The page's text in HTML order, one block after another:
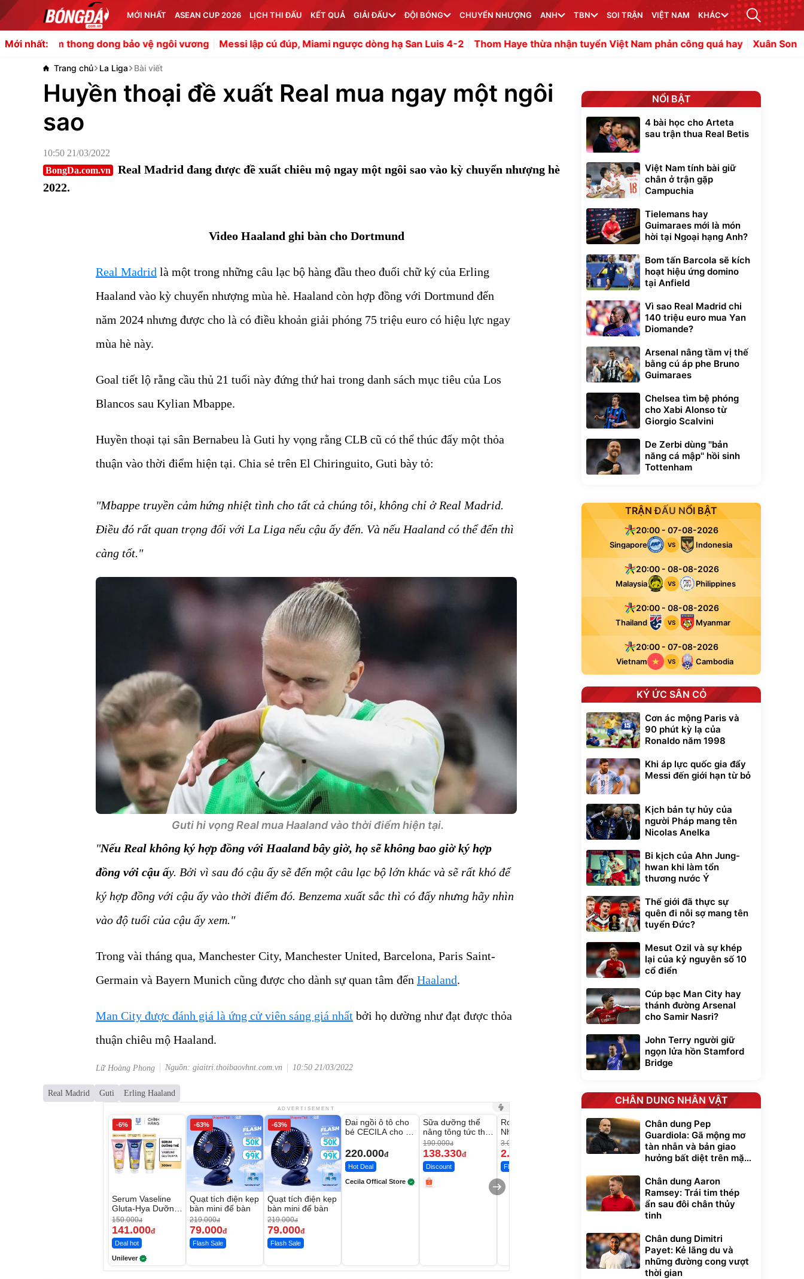
MỚI NHẤT ASEAN CUP 2026 LỊCH THI ĐẤU KẾT QUẢ GIẢI ĐẤU ĐỘI BÓNG CHUYỂN NHƯỢNG ANH TBN SOI TRẬN VIỆT NAM KHÁC
Mới nhất:dong bảo vệ ngôi vương Messi lập cú đúp, Miami ngược dòng hạ San Luis 4-2 Thom Haye thừa nhận tuyển Việt Nam phản công quá hay Xuân Son quyết tâm vô
Trang chủ La Liga Bài viết
Huyền thoại đề xuất Real mua ngay một ngôi
sao
10:50 21/03/2022
BongDa.com.vn
Real Madrid đang được đề xuất chiêu mộ ngay một ngôi sao vào kỳ chuyển nhượng hè
2022.
Video Haaland ghi bàn cho Dortmund
Real Madrid là một trong những câu lạc bộ hàng đầu theo đuổi chữ ký của Erling
Haaland vào kỳ chuyển nhượng mùa hè. Haaland còn hợp đồng với Dortmund đến
năm 2024 nhưng được cho là có điều khoản giải phóng 75 triệu euro có hiệu lực ngay
mùa hè này.
Goal tiết lộ rằng cầu thủ 21 tuổi này đứng thứ hai trong danh sách mục tiêu của Los
Blancos sau Kylian Mbappe.
Huyền thoại tại sân Bernabeu là Guti hy vọng rằng CLB cũ có thể thúc đẩy một thỏa
thuận vào thời điểm hiện tại. Chia sẻ trên El Chiringuito, Guti bày tỏ:
"Mbappe truyền cảm hứng nhiệt tình cho tất cả chúng tôi, không chỉ ở Real Madrid.
Điều đó rất quan trọng đối với La Liga nếu cậu ấy đến. Và nếu Haaland có thể đến thì
càng tốt."
Guti hi vọng Real mua Haaland vào thời điểm hiện tại.
"Nếu Real không ký hợp đồng với Haaland bây giờ, họ sẽ không bao giờ ký hợp
đồng với cậu ấy. Bởi vì sau đó cậu ấy sẽ đến một câu lạc bộ lớn khác và sẽ rất khó để
ký hợp đồng với cậu ấy vào thời điểm đó. Benzema xuất sắc thì có đấy nhưng hãy nhìn
vào độ tuổi của cậu ấy xem."
Trong vài tháng qua, Manchester City, Manchester United, Barcelona, Paris Saint-
Germain và Bayern Munich cũng được cho dành sự quan tâm đến Haaland.
Man City được đánh giá là ứng cử viên sáng giá nhất bởi họ dường như đạt được thỏa
thuận chiêu mộ Haaland.
Lữ Hoàng Phong Nguồn: giaitri.thoibaovhnt.com.vn 10:50 21/03/2022
Real Madrid Guti Erling Haaland
ADVERTISEMENT
-6%
Serum Vaseline
Gluta-Hya Dưỡng
Da Sáng Mịn Sau
7 Ngày
150.000đ
141.000đ
Deal hot
Unilever
-63%
Quạt tích điện kẹp
bàn mini để bàn
219.000đ
79.000đ
Flash Sale
-63%
Quạt tích điện kẹp
bàn mini để bàn
219.000đ
79.000đ
Flash Sale
Đai ngồi ô tô cho
bé CECILA cho bé
220.000đ
Hot Deal
Cecila Offical Store
-27%
Sữa dưỡng thể
nâng tông tức thì
Vaseline Body
190.000đ
138.330đ
Discount
Robot Hút Bụi Lau
Nhà - D2-001 -
Thông Minh
3.000.000
2.200.000
Flash Sale
Unmute
Vali Bamozo
Khung Nhôm
9066 Size
20/24/28 Cao Cấp
1.000.000đ
825.000đ
Lót ghế ôtô, nâng
lưng chống nóng
giúp thoải mái
Đã bán nhiều
NỔI BẬT
4 bài học cho Arteta
sau trận thua Real Betis
Việt Nam tính bài giữ
chân ở trận gặp
Campuchia
Tielemans hay
Guimaraes mới là món
hời tại Ngoại hạng Anh?
Bom tấn Barcola sẽ kích
hoạt hiệu ứng domino
tại Anfield
Vì sao Real Madrid chi
140 triệu euro mua Yan
Diomande?
Arsenal nâng tầm vị thế
bằng cú áp phe Bruno
Guimaraes
Chelsea tìm bệ phóng
cho Xabi Alonso từ
Giorgio Scalvini
De Zerbi dùng ''bản
năng cá mập'' hồi sinh
Tottenham
TRẬN ĐẤU NỔI BẬT
20:00 - 07-08-2026
Singapore VS Indonesia
20:00 - 08-08-2026
Malaysia VS Philippines
20:00 - 08-08-2026
Thailand VS Myanmar
20:00 - 07-08-2026
Vietnam VS Cambodia
KÝ ỨC SÂN CỎ
Cơn ác mộng Paris và
90 phút kỳ lạ của
Ronaldo năm 1998
Khi áp lực quốc gia đẩy
Messi đến giới hạn từ bỏ
Kịch bản tự hủy của
người Pháp mang tên
Nicolas Anelka
Bi kịch của Ahn Jung-
hwan khi làm tổn
thương nước Ý
Thế giới đã thực sự
quên đi nỗi sợ mang tên
tuyển Đức?
Mesut Ozil và sự khép
lại của kỷ nguyên số 10
cổ điển
Cúp bạc Man City hay
thánh đường Arsenal
cho Samir Nasri?
John Terry người giữ
ngọn lửa hồn Stamford
Bridge
CHÂN DUNG NHÂN VẬT
Chân dung Pep
Guardiola: Gã mộng mơ
tàn nhẫn và bản giao
hưởng bất diệt trên mặt
Chân dung Aaron
Ramsey: Trái tim thép
ẩn sau đôi chân thủy
tinh
Chân dung Dimitri
Payet: Kẻ lãng du và
những đường cong vượt
thời gian